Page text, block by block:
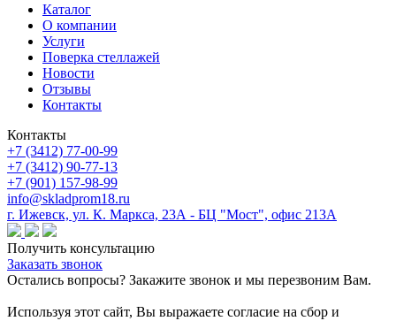
Каталог
О компании
Услуги
Поверка cтеллажей
Новости
Отзывы
Контакты
Контакты
+7 (3412) 77-00-99
+7 (3412) 90-77-13
+7 (901) 157-98-99
info@skladprom18.ru
г. Ижевск, ул. К. Маркса, 23А - БЦ "Мост", офис 213А
Получить консультацию
Заказать звонок
Остались вопросы? Закажите звонок и мы перезвоним Вам.
Используя этот сайт, Вы выражаете согласие на сбор и